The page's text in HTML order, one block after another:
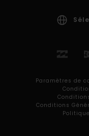
Paramètres de
Conditions